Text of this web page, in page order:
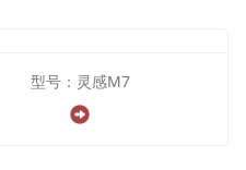
型号：灵感M7